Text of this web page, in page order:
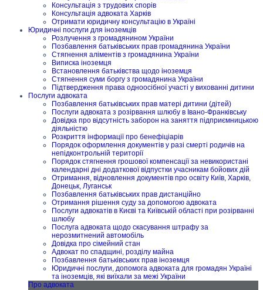
Консультація з трудових спорів
Консультація адвоката Харків
Отримати юридичну консультацію в Україні
Юридичні послуги для іноземців
Розлучення з громадянином України
Позбавлення батьківських прав громадянина України
Стягнення аліментів з громадянина України
Виписка іноземця
Встановлення батьківства щодо іноземця
Стягнення суми боргу з громадянина України
Підтвердження права одноосібної участі у вихованні дитини
Послуги адвоката
Позбавлення батьківських прав матері дитини (дітей)
Послуги адвоката з розірвання шлюбу в Івано-Франківську
Довідка про відсутність заборон на заняття підприємницькою
діяльністю
Розкриття інформації про бенефіціарів
Порядок оформлення документів у разі смерті родичів на
непідконтрольній території
Порядок стягнення грошової компенсації за невикористані
календарні дні додаткової відпустки учасникам бойових дій
Отримання, відновлення документів про освіту Київ, Харків,
Донецьк, Луганськ
Позбавлення батьківських прав дистанційно
Отримання рішення суду за допомогою адвоката
Послуги адвокатів в Києві та Київській області при розірванні
шлюбу
Послуга адвоката щодо скасування штрафу за
нерозмитнений автомобіль
Довідка про сімейний стан
Адвокат по спадщині, розділу майна
Позбавлення батьківських прав іноземця
Юридичні послуги, допомога адвоката для громадян Україні
та іноземців, які виїхали за межі України
Про адвоката